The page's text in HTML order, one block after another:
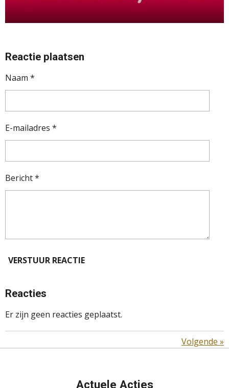
Reactie plaatsen
Naam *
E-mailadres *
Bericht *
VERSTUUR REACTIE
Reacties
Er zijn geen reacties geplaatst.
Volgende »
Actuele Acties